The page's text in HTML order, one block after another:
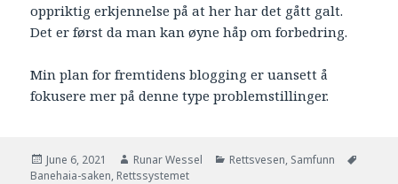
oppriktig erkjennelse på at her har det gått galt.
Det er først da man kan øyne håp om forbedring.
Min plan for fremtidens blogging er uansett å
fokusere mer på denne type problemstillinger.
Posted
on
June 6, 2021 Author
Runar Wessel Categories
Rettsvesen, Samfunn
Banehaia-saken, Rettssystemet